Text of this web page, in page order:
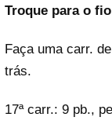
Troque para o
Faça uma carr.
trás.
17ª carr.: 9 pb.,